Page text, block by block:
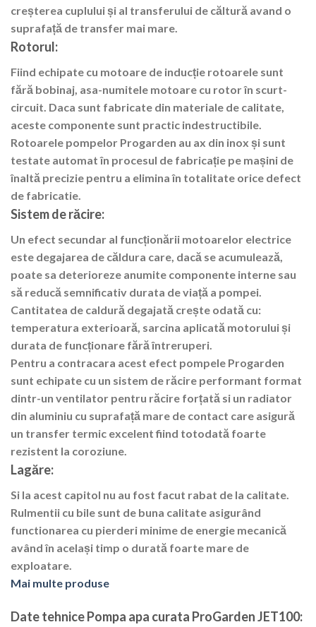
creșterea cuplului și al transferului de căltură avand o
suprafață de transfer mai mare.
Rotorul:
Fiind echipate cu motoare de inducție rotoarele sunt
fără bobinaj, asa-numitele motoare cu rotor în scurt-
circuit. Daca sunt fabricate din materiale de calitate,
aceste componente sunt practic indestructibile.
Rotoarele pompelor Progarden au ax din inox și sunt
testate automat în procesul de fabricație pe mașini de
înaltă precizie pentru a elimina în totalitate orice defect
de fabricatie.
Sistem de răcire:
Un efect secundar al funcționării motoarelor electrice
este degajarea de căldura care, dacă se acumulează,
poate sa deterioreze anumite componente interne sau
să reducă semnificativ durata de viață a pompei.
Cantitatea de caldură degajată crește odată cu:
temperatura exterioară, sarcina aplicată motorului și
durata de funcționare fără întreruperi.
Pentru a contracara acest efect pompele Progarden
sunt echipate cu un sistem de răcire performant format
dintr-un ventilator pentru răcire forțată si un radiator
din aluminiu cu suprafață mare de contact care asigură
un transfer termic excelent fiind totodată foarte
rezistent la coroziune.
Lagăre:
Si la acest capitol nu au fost facut rabat de la calitate.
Rulmentii cu bile sunt de buna calitate asigurând
functionarea cu pierderi minime de energie mecanică
având în același timp o durată foarte mare de
exploatare.
Mai multe produse
Date tehnice Pompa apa curata ProGarden JET100: